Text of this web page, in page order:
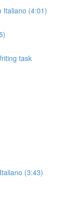
Italiano (4:01)
task
(3:43)